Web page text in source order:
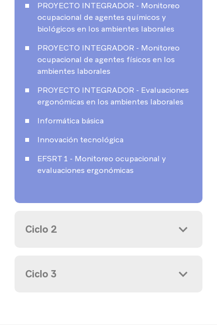
PROYECTO INTEGRADOR - Monitoreo
ocupacional de agentes químicos y
biológicos en los ambientes laborales
PROYECTO INTEGRADOR - Monitoreo
ocupacional de agentes físicos en los
ambientes laborales
PROYECTO INTEGRADOR - Evaluaciones
ergonómicas en los ambientes laborales
Informática básica
Innovación tecnológica
EFSRT 1 - Monitoreo ocupacional y
evaluaciones ergonómicas
Ciclo 2
Ciclo 3